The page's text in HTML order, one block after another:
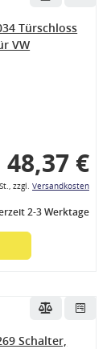
Türschloss
VW
48,37 €
zzgl. Versandkosten
2-3 Werktage
Schalter,